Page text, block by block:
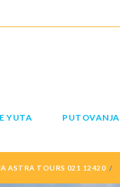
YUTA PUTOVANJA
ASTRA TOURS 021 12420